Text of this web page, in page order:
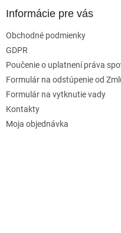
Informácie pre vás
Obchodné podmienky
GDPR
Poučenie o uplatnení práva
Formulár na odstúpenie od
Formulár na vytknutie vady
Kontakty
Moja objednávka